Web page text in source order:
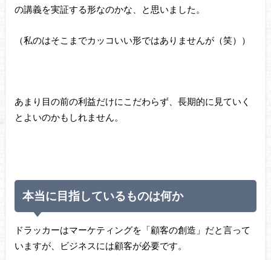
の講義を実証する形なのかな、と思いました。
（私のはそこまでカッコいい形ではありませんが（笑））
あまり目の前の利益だけにこだわらず、長期的に見ていく
とよいのかもしれません。
本当に目指しているものは何か
ドラッカーはマーケティングを「顧客の創造」だと言って
いますが、ビジネスには顧客が必要です。